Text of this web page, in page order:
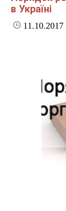
в Україні
11.10.2017